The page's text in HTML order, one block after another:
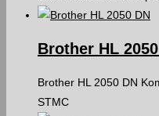
Brother HL
Brother HL 2050 DN
STMC